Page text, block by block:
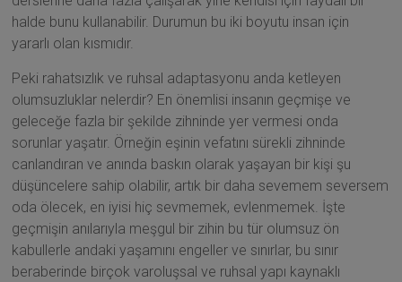
halde bunu kullanabilir. Durumun bu iki boyutu insan için
yararlı olan kısmıdır.
Peki rahatsızlık ve ruhsal adaptasyonu anda ketleyen
olumsuzluklar nelerdir? En önemlisi insanın geçmişe ve
geleceğe fazla bir şekilde zihninde yer vermesi onda
sorunlar yaşatır. Örneğin eşinin vefatını sürekli zihninde
canlandıran ve anında baskın olarak yaşayan bir kişi şu
düşüncelere sahip olabilir, artık bir daha sevemem seversem
oda ölecek, en iyisi hiç sevmemek, evlenmemek. İşte
geçmişin anılarıyla meşgul bir zihin bu tür olumsuz ön
kabullerle andaki yaşamını engeller ve sınırlar, bu sınır
beraberinde birçok varoluşsal ve ruhsal yapı kaynaklı